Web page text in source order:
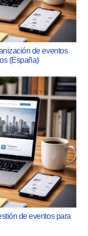
de eventos
(España)
de eventos para